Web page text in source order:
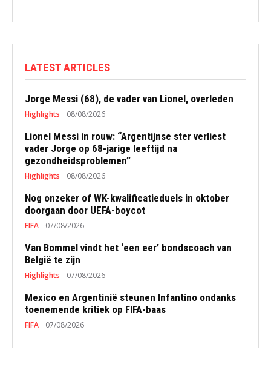
LATEST ARTICLES
Jorge Messi (68), de vader van Lionel, overleden
Highlights 08/08/2026
Lionel Messi in rouw: “Argentijnse ster verliest
vader Jorge op 68-jarige leeftijd na
gezondheidsproblemen”
Highlights 08/08/2026
Nog onzeker of WK-kwalificatieduels in oktober
doorgaan door UEFA-boycot
FIFA 07/08/2026
Van Bommel vindt het ‘een eer’ bondscoach van
België te zijn
Highlights 07/08/2026
Mexico en Argentinië steunen Infantino ondanks
toenemende kritiek op FIFA-baas
FIFA 07/08/2026